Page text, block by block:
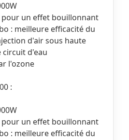
pour un effet bouillonnant
: meilleure efficacité du
d'air sous haute
circuit d'eau
l'ozone
:
pour un effet bouillonnant
: meilleure efficacité du